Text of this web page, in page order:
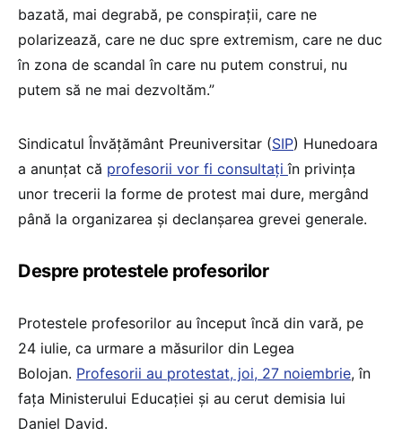
bazată, mai degrabă, pe conspirații, care ne
polarizează, care ne duc spre extremism, care ne duc
în zona de scandal în care nu putem construi, nu
putem să ne mai dezvoltăm.”
Sindicatul Învățământ Preuniversitar (SIP) Hunedoara
a anunțat că profesorii vor fi consultațiîn privința
unor trecerii la forme de protest mai dure, mergând
până la organizarea și declanșarea grevei generale.
Despre protestele profesorilor
Protestele profesorilor au început încă din vară, pe
24 iulie, ca urmare a măsurilor din Legea
Bolojan. Profesorii au protestat, joi, 27 noiembrie, în
fața Ministerului Educației și au cerut demisia lui
Daniel David.